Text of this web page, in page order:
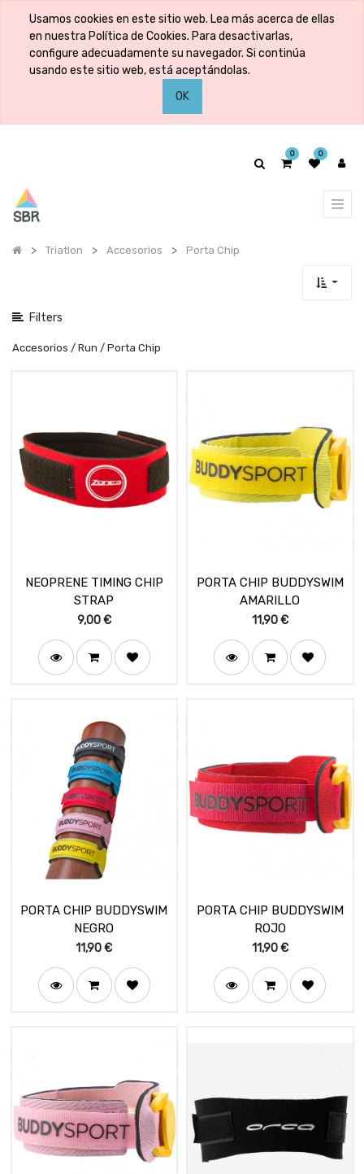
Usamos cookies en este sitio web. Lea más acerca de ellas
en nuestra Política de Cookies. Para desactivarlas,
configure adecuadamente su navegador. Si continúa
usando este sitio web, está aceptándolas.
OK
0 0
Triatlon Accesorios Porta Chip
Filters
Mostrar
categorías
Accesorios / Run / Porta Chip
NEOPRENE TIMING CHIP
STRAP
9,00€
PORTA CHIP BUDDYSWIM
AMARILLO
11,90€
PORTA CHIP BUDDYSWIM
NEGRO
11,90€
PORTA CHIP BUDDYSWIM
ROJO
11,90€